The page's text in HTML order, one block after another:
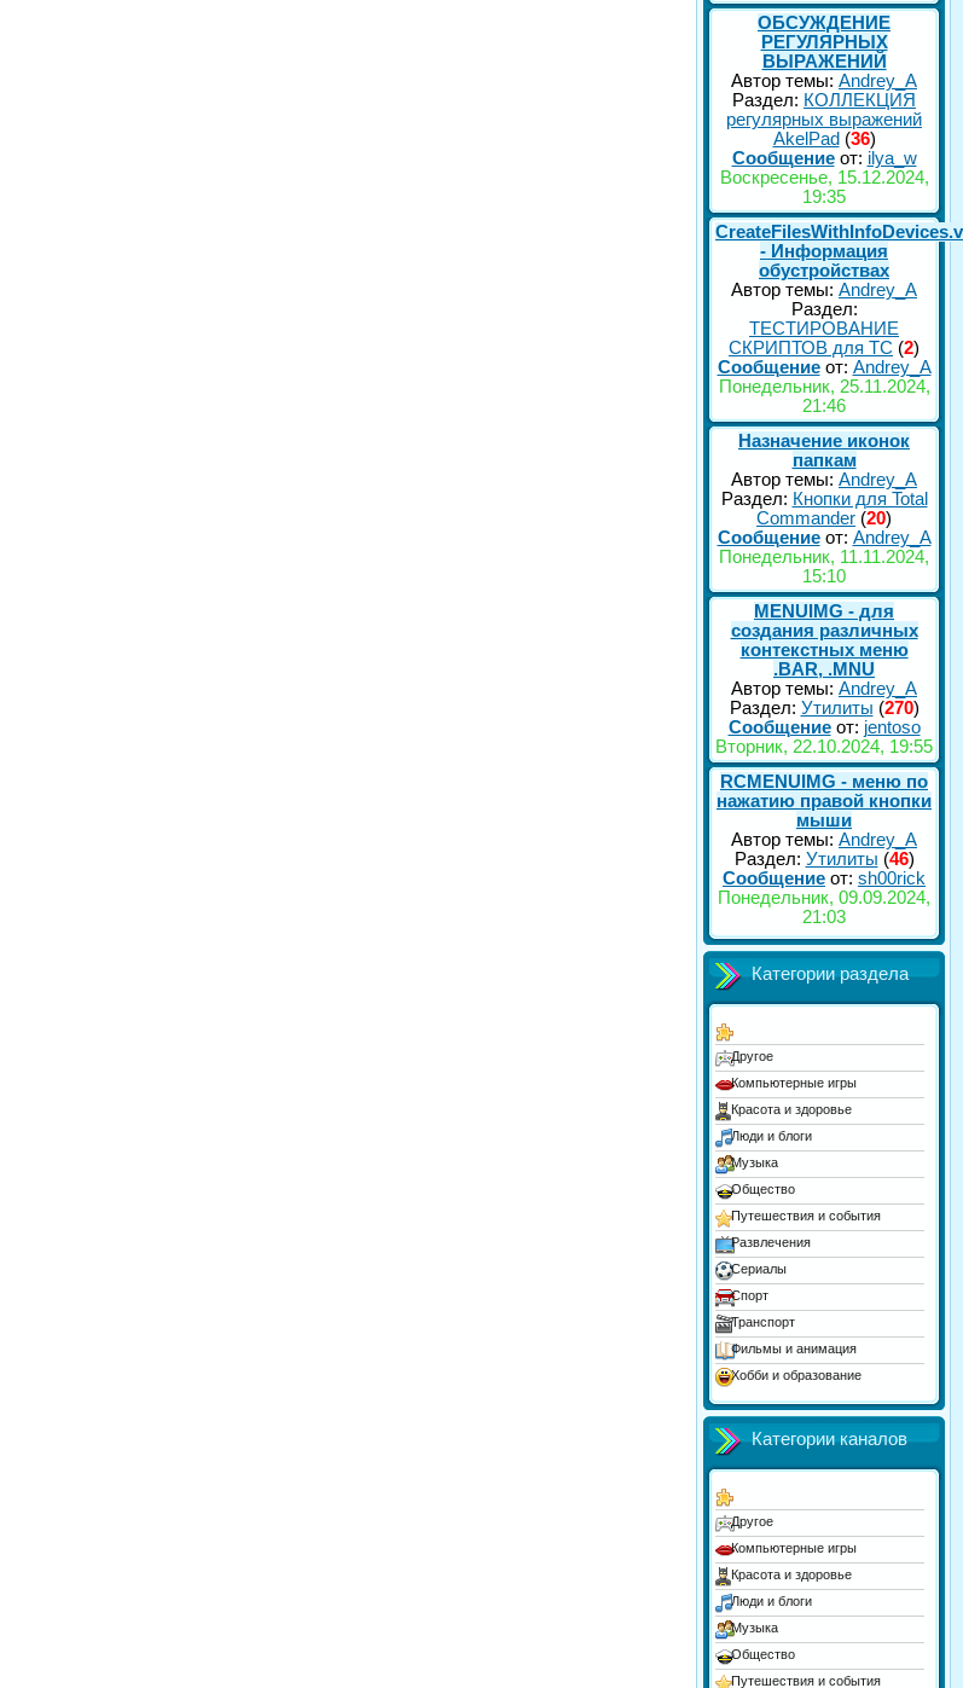
ОБСУЖДЕНИЕ
РЕГУЛЯРНЫХ
ВЫРАЖЕНИЙ
Автор темы: Andrey_A
Раздел: КОЛЛЕКЦИЯ
регулярных выражений
AkelPad (36)
Сообщениеот: ilya_w
Воскресенье, 15.12.2024,
19:35
- Информация
обустройствах
Автор темы: Andrey_A
Раздел:
ТЕСТИРОВАНИЕ
СКРИПТОВ для TC (2)
Сообщениеот: Andrey_A
Понедельник, 25.11.2024,
21:46
Назначение иконок
папкам
Автор темы: Andrey_A
Раздел: Кнопки для Total
Commander (20)
Сообщениеот: Andrey_A
Понедельник, 11.11.2024,
15:10
MENUIMG - для
создания различных
контекстных меню
.BAR, .MNU
Автор темы: Andrey_A
Раздел: Утилиты (270)
Сообщениеот: jentoso
Вторник, 22.10.2024, 19:55
RCMENUIMG - меню по
нажатию правой кнопки
мыши
Автор темы: Andrey_A
Раздел: Утилиты (46)
Сообщение от: sh00rick
Понедельник, 09.09.2024,
21:03
Категории раздела
Другое
Компьютерные игры
Красота и здоровье
Люди и блоги
Музыка
Общество
Путешествия и события
Развлечения
Сериалы
Спорт
Транспорт
Фильмы и анимация
Хобби и образование
Юмор
Категории каналов
Другое
Компьютерные игры
Красота и здоровье
Люди и блоги
Музыка
Общество
Путешествия и события